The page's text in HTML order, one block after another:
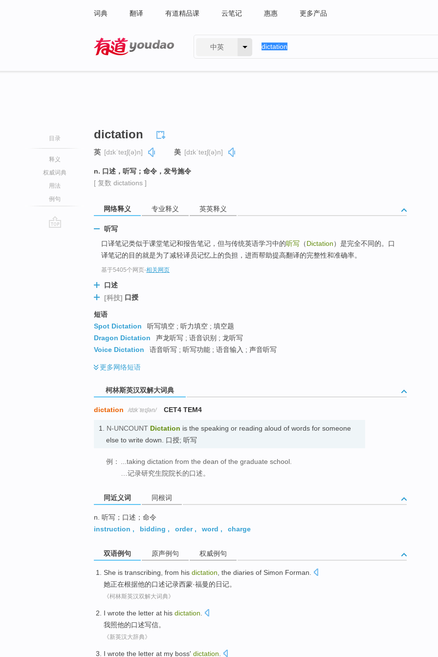
词典 翻译 有道精品课 云笔记 惠惠 更多产品
中英
目录
释义
权威词典
用法
例句
dictation
英 [dɪkˈteɪʃ(ə)n] 美 [dɪkˈteɪʃ(ə)n]
n. 口述，听写；命令，发号施令
[ 复数 dictations ]
网络释义 专业释义 英英释义
听写
口译笔记类似于课堂笔记和报告笔记，但与传统英语学习中的听写 （Dictation）是完全不同的。口
译笔记的目的就是为了减轻译员记忆上的负担，进而帮助提高翻译的完整性和准确率。
基于5405个网页-相关网页
口述
[科技] 口授
短语
Spot Dictation
听写填空 ; 听力填空 ; 填空题
Dragon Dictation
声龙听写 ; 语音识别 ; 龙听写
Voice Dictation
语音听写 ; 听写功能 ; 语音输入 ; 声音听写
更多网络短语
柯林斯英汉双解大词典
dictation /dɪkˈteɪʃən/ CET4 TEM4
1. N-UNCOUNT Dictation is the speaking or reading aloud of words for someone
else to write down. 口授; 听写
例：
...taking dictation from the dean of the graduate school.
…记录研究生院院长的口述。
同近义词 同根词
n. 听写；口述；命令
instruction , bidding , order, word , charge
双语例句 原声例句 权威例句
She is transcribing, from his dictation, the diaries of Simon Forman.
她正在根据他的口述记录西蒙·福曼的日记。
《柯林斯英汉双解大词典》
I wrote the letter at his dictation.
我照他的口述写信。
《新英汉大辞典》
I wrote the letter at my boss' dictation